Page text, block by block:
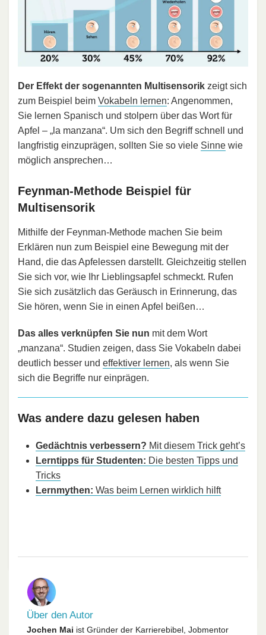
Der Effekt der sogenannten Multisensorik zeigt sich
zum Beispiel beim Vokabeln lernen: Angenommen,
Sie lernen Spanisch und stolpern über das Wort für
Apfel – „la manzana“. Um sich den Begriff schnell und
langfristig einzuprägen, sollten Sie so viele Sinne wie
möglich ansprechen…
Feynman-Methode Beispiel für
Multisensorik
Mithilfe der Feynman-Methode machen Sie beim
Erklären nun zum Beispiel eine Bewegung mit der
Hand, die das Apfelessen darstellt. Gleichzeitig stellen
Sie sich vor, wie Ihr Lieblingsapfel schmeckt. Rufen
Sie sich zusätzlich das Geräusch in Erinnerung, das
Sie hören, wenn Sie in einen Apfel beißen…
Das alles verknüpfen Sie nun mit dem Wort
„manzana“. Studien zeigen, dass Sie Vokabeln dabei
deutlich besser und effektiver lernen, als wenn Sie
sich die Begriffe nur einprägen.
Was andere dazu gelesen haben
Gedächtnis verbessern? Mit diesem Trick geht’s
Lerntipps für Studenten: Die besten Tipps und
Tricks
Lernmythen: Was beim Lernen wirklich hilft
Über den Autor
Jochen Mai ist Gründer der Karrierebibel, Jobmentor